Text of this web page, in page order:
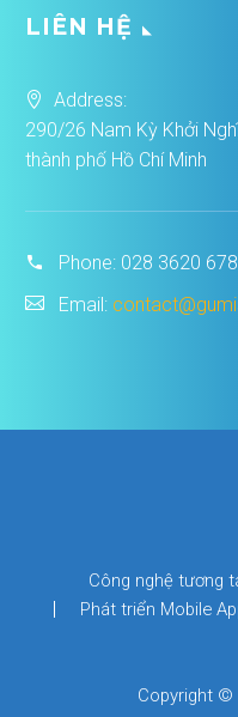
LIÊN HỆ
Address:
290/26 Nam Kỳ Khởi
thành phố Hồ Chí Minh
Phone: 028 3620
Email:
Công nghệ tương
Phát triển Mobile
Copyright ©